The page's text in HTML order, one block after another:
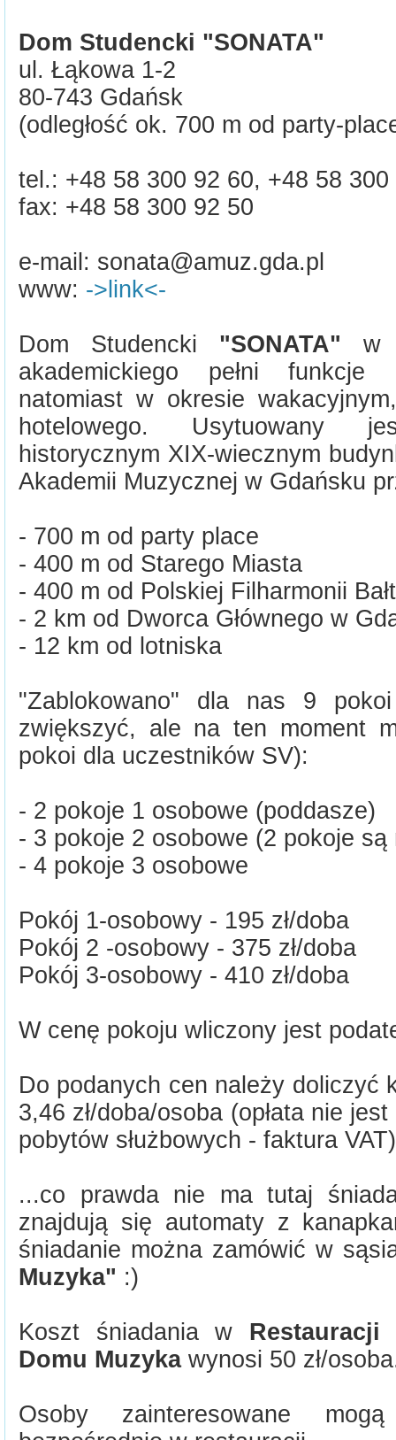
Dom Studencki "SONATA"
ul. Łąkowa 1-2
80-743 Gdańsk
(odległość ok. 700 m od party-
tel.: +48 58 300 92 60, +48 58 300
fax: +48 58 300 92 50
e-mail: sonata@amuz.gda.pl
www: ->link<-
Dom Studencki "SONATA" w
akademickiego pełni funkcje
natomiast w okresie
hotelowego. Usytuowany
historycznym XIX-wiecznym
Akademii Muzycznej w Gdańsku
- 700 m od party place
- 400 m od Starego Miasta
- 400 m od Polskiej Filharmonii
- 2 km od Dworca Głównego w
- 12 km od lotniska
"Zablokowano" dla nas 9
zwiększyć, ale na ten moment
pokoi dla uczestników SV):
- 2 pokoje 1 osobowe (poddasze)
- 3 pokoje 2 osobowe (2 pokoje są
- 4 pokoje 3 osobowe
Pokój 1-osobowy - 195 zł/doba
Pokój 2 -osobowy - 375 zł/doba
Pokój 3-osobowy - 410 zł/doba
W cenę pokoju wliczony jest
Do podanych cen należy doliczyć
3,46 zł/doba/osoba (opłata nie
pobytów służbowych - faktura
...co prawda nie ma tutaj
znajdują się automaty z
śniadanie można zamówić w
Muzyka" :)
Koszt śniadania w Restauracji
Domu Muzykawynosi 50 zł/
Osoby zainteresowane